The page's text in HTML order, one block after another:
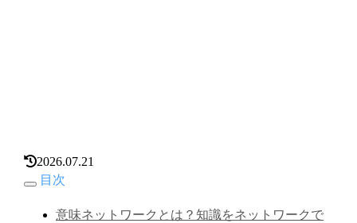
2026.07.21
目次
意味ネットワークとは？知識をネットワークで